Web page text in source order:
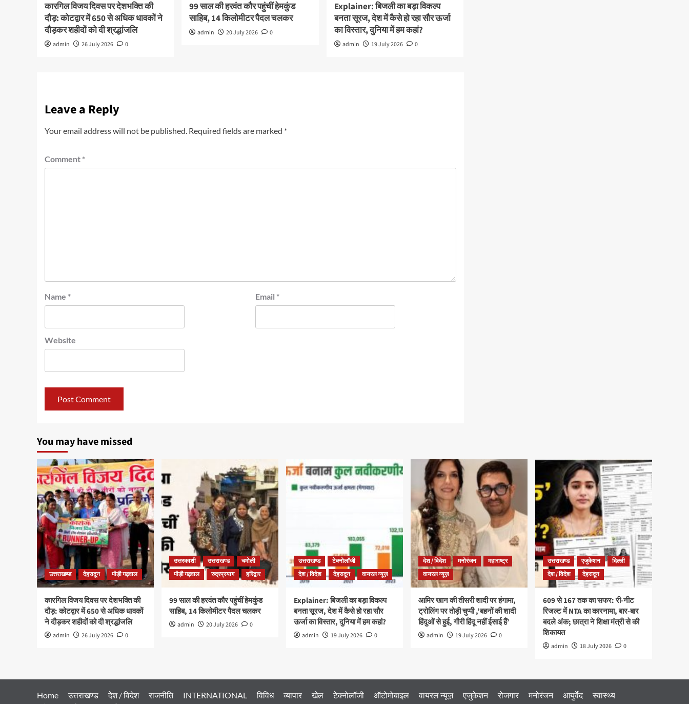
कारगिल विजय दिवस पर देशभक्ति की
दौड़: कोटद्वार में 650 से अधिक धावकों ने
दौड़कर शहीदों को दी श्रद्धांजलि
admin 26 July 2026 0
99 साल की हरवंत कौर पहुंचीं हेमकुंड
साहिब, 14 किलोमीटर पैदल चलकर
admin 20 July 2026 0
Explainer: बिजली का बड़ा विकल्प
बनता सूरज, देश में कैसे हो रहा सौर ऊर्जा
का विस्तार, दुनिया में हम कहां?
admin 19 July 2026 0
Leave a Reply
Your email address will not be published. Required fields are marked *
Comment *
Name * Email *
Website
You may have missed
उत्तराखण्ड देहरादून पौड़ी गढ़वाल
कारगिल विजय दिवस पर देशभक्ति की
दौड़: कोटद्वार में 650 से अधिक धावकों
ने दौड़कर शहीदों को दी श्रद्धांजलि
admin 26 July 2026 0
उत्तरकाशी उत्तराखण्ड
चमोली
पौड़ी गढ़वाल
रुद्रप्रयाग हरिद्वार
99 साल की हरवंत कौर पहुंचीं हेमकुंड
साहिब, 14 किलोमीटर पैदल चलकर
admin 20 July 2026 0
उत्तराखण्ड
टेक्नोलॉजी
देश / विदेश
देहरादून वायरल न्यूज़
Explainer: बिजली का बड़ा विकल्प
बनता सूरज, देश में कैसे हो रहा सौर
ऊर्जा का विस्तार, दुनिया में हम कहां?
admin 19 July 2026 0
देश / विदेश मनोरंजन
महाराष्ट्र
वायरल न्यूज़
आमिर खान की तीसरी शादी पर हंगामा,
ट्रोलिंग पर तोड़ी चुप्पी ,’बहनों की शादी
हिंदुओं से हुई, गौरी हिंदू नहीं ईसाई हैं’
admin 19 July 2026 0
उत्तराखण्ड एजुकेशन
दिल्ली
देश / विदेश
देहरादून
609 से 167 तक का सफर: री-नीट
रिजल्ट में NTA का कारनामा, बार-बार
बदले अंक; छात्रा ने शिक्षा मंत्री से की
शिकायत
admin 18 July 2026 0
Home उत्तराखण्ड देश / विदेश राजनीति INTERNATIONAL विविध व्यापार खेल टेक्नोलॉजी ऑटोमोबाइल वायरल न्यूज़ एजुकेशन रोजगार मनोरंजन आयुर्वेद
स्वास्थ्य